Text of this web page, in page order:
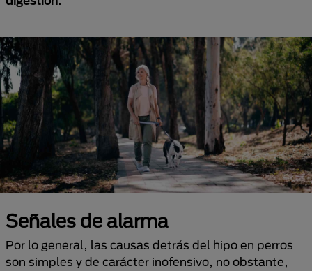
Señales de alarma
Por lo general, las causas detrás del hipo en perros
son simples y de carácter inofensivo, no obstante,